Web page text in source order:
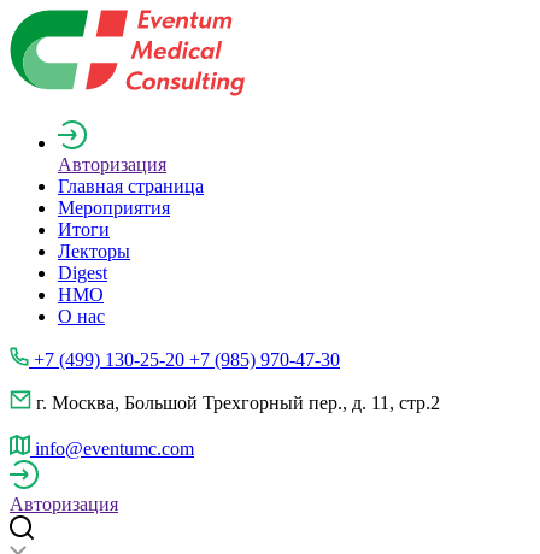
Авторизация
Главная страница
Мероприятия
Итоги
Лекторы
Digest
НМО
О нас
+7 (499) 130-25-20 +7 (985) 970-47-30
г. Москва, Большой Трехгорный пер., д. 11, стр.2
info@eventumc.com
Авторизация